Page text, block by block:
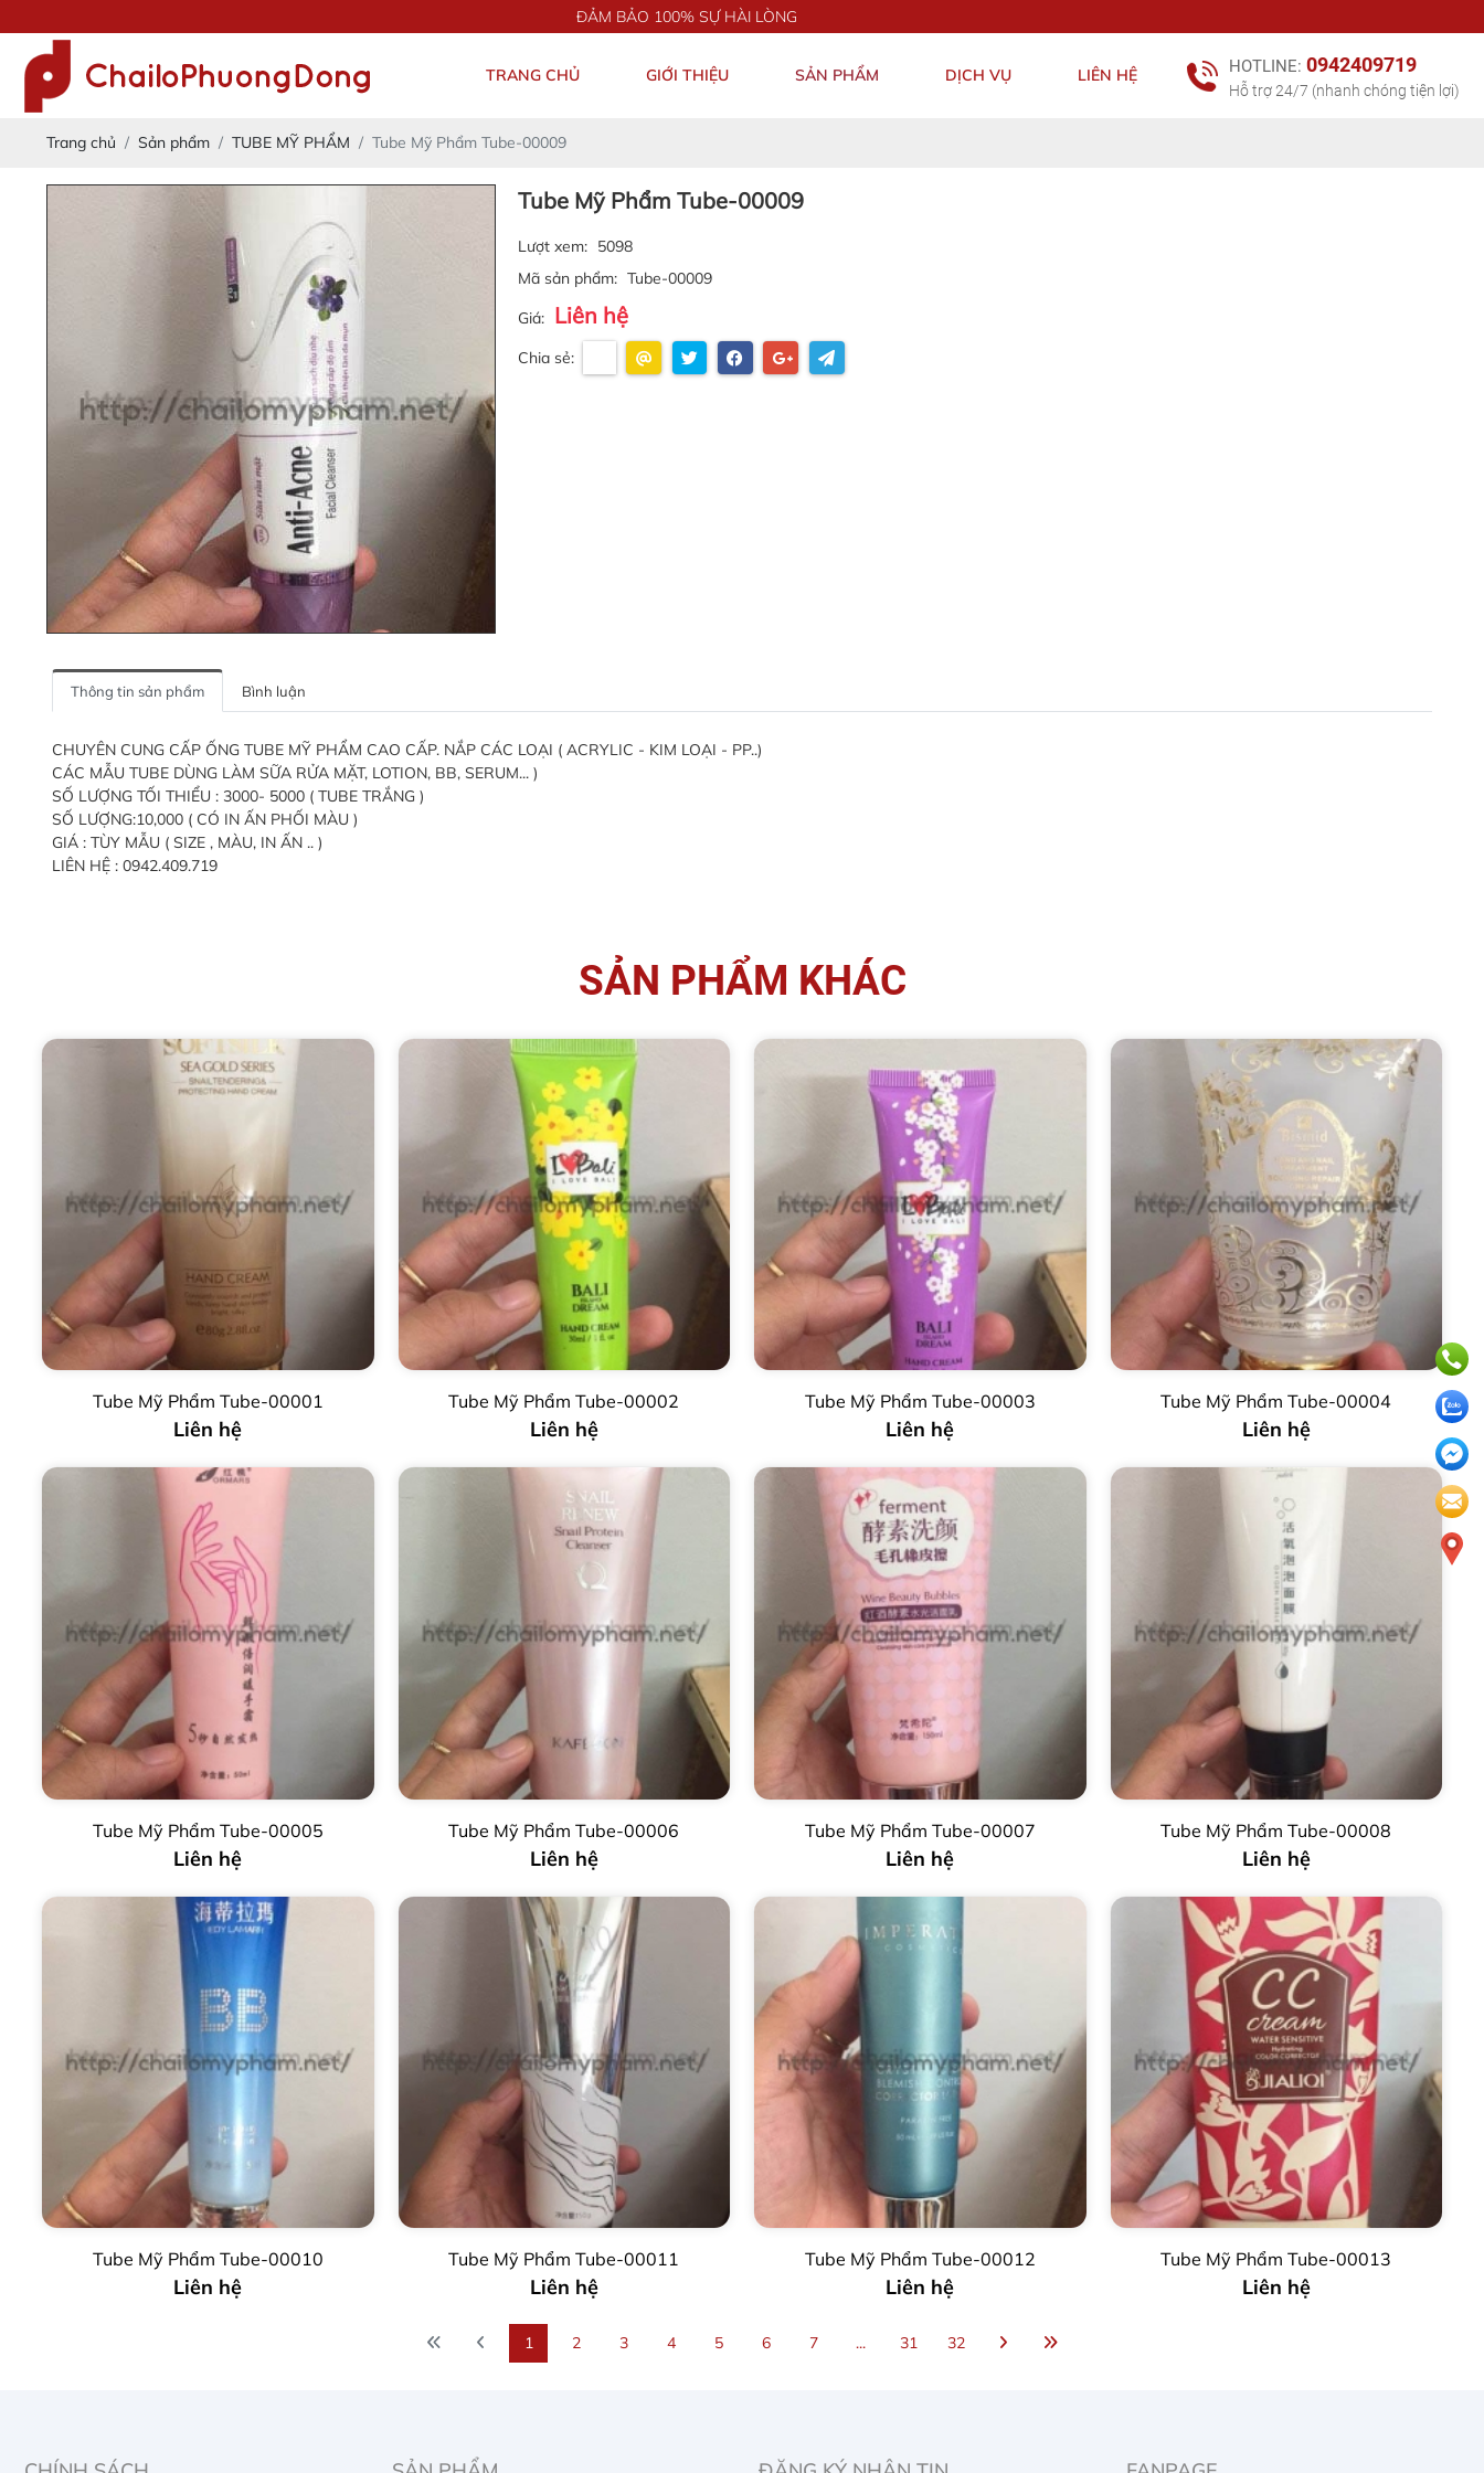
ĐẢM BẢO 100% SỰ HÀI LÒNG
TRANG CHỦ GIỚI THIỆU SẢN PHẨM DỊCH VỤ LIÊN HỆ HOTLINE: 0942409719
Hỗ trợ 24/7 (nhanh chóng tiện lợi)
Trang chủ Sản phẩm TUBE MỸ PHẨM Tube Mỹ Phẩm Tube-00009
Tube Mỹ Phẩm Tube-00009
Lượt xem: 5098
Mã sản phẩm: Tube-00009
Giá: Liên hệ
Chia sẻ:
Thông tin sản phẩm Bình luận
CHUYÊN CUNG CẤP ỐNG TUBE MỸ PHẨM CAO CẤP. NẮP CÁC LOẠI ( ACRYLIC - KIM LOẠI - PP..)
CÁC MẪU TUBE DÙNG LÀM SỮA RỬA MẶT, LOTION, BB, SERUM... )
SỐ LƯỢNG TỐI THIỂU : 3000- 5000 ( TUBE TRẮNG )
SỐ LƯỢNG:10,000 ( CÓ IN ẤN PHỐI MÀU )
GIÁ : TÙY MẪU ( SIZE , MÀU, IN ẤN .. )
LIÊN HỆ : 0942.409.719
SẢN PHẨM KHÁC
Tube Mỹ Phẩm Tube-00001
Liên hệ
Tube Mỹ Phẩm Tube-00002
Liên hệ
Tube Mỹ Phẩm Tube-00003
Liên hệ
Tube Mỹ Phẩm Tube-00004
Liên hệ
Tube Mỹ Phẩm Tube-00005
Liên hệ
Tube Mỹ Phẩm Tube-00006
Liên hệ
Tube Mỹ Phẩm Tube-00007
Liên hệ
Tube Mỹ Phẩm Tube-00008
Liên hệ
Tube Mỹ Phẩm Tube-00010
Liên hệ
Tube Mỹ Phẩm Tube-00011
Liên hệ
Tube Mỹ Phẩm Tube-00012
Liên hệ
Tube Mỹ Phẩm Tube-00013
Liên hệ
1 2 3 4 5 6 7 ... 31 32